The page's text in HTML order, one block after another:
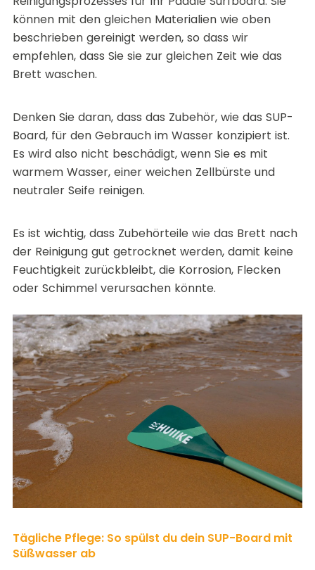
können mit den gleichen Materialien wie oben
beschrieben gereinigt werden, so dass wir
empfehlen, dass Sie sie zur gleichen Zeit wie das
Brett waschen.
Denken Sie daran, dass das Zubehör, wie das SUP-
Board, für den Gebrauch im Wasser konzipiert ist.
Es wird also nicht beschädigt, wenn Sie es mit
warmem Wasser, einer weichen Zellbürste und
neutraler Seife reinigen.
Es ist wichtig, dass Zubehörteile wie das Brett nach
der Reinigung gut getrocknet werden, damit keine
Feuchtigkeit zurückbleibt, die Korrosion, Flecken
oder Schimmel verursachen könnte.
Tägliche Pflege: So spülst du dein SUP-Board mit
Süßwasser ab